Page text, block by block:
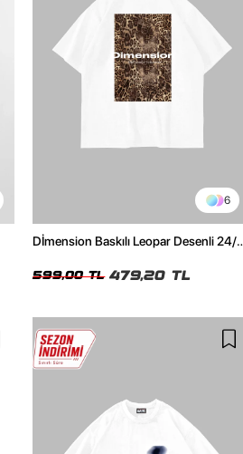
6
Dİmension Baskılı Leopar Desenli 24/1
599,00 TL 479,20 TL